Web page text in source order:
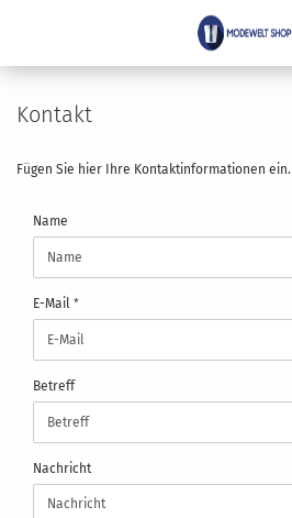
Kontakt
Fügen Sie hier Ihre Kontaktinformationen ein.
KONTAKT
Name
E-Mail
Betreff
Nachricht